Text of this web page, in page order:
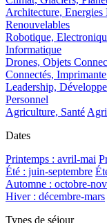
Architecture, Energies
Renouvelables
Robotique,
Informatique
Drones, Objets
Connectés,
Leadership,
Personnel
Agriculture, Santé
Dates
Printemps : avril-mai
Été : juin-septembre
Automne : octobre-
Hiver : décembre-mars
Types de séjour